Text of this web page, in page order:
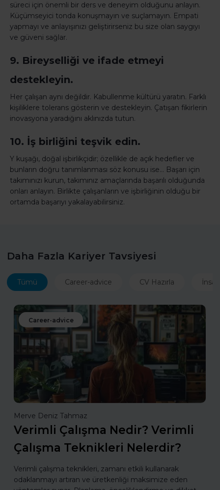
süreci için önemli bir ders ve deneyim olduğunu anlayın.
Küçümseyici tonda konuşmayın ve suçlamayın. Empati
yapmayı ve anlayışınızı geliştirirseniz bu size olan saygıyı
ve güveni sağlar.
9. Bireyselliği ve ifade etmeyi
destekleyin.
Her çalışan aynı değildir. Kabullenme kültürü yaratın. Farklı
kişiliklere tolerans gösterin ve destekleyin. Çatışan fikirlerin
inovasyona yaradığını aklınızda tutun.
10. İş birliğini teşvik edin.
Y kuşağı, doğal işbirlikçidir; özellikle de açık hedefler ve
bunların doğru tanımlanması söz konusu ise… Başarı için
takımınızı kurun, takımınız amaçlarında başarılı olduğunda
onları anlayın. Birlikte çalışanların ve işbirliğinin olduğu bir
ortamda başarıyı yakalayabilirsiniz.
Daha Fazla Kariyer Tavsiyesi
Tümü Career-advice CV Hazırla
Career-advice
Merve Deniz Tahmaz
Verimli Çalışma Nedir? Verimli
Çalışma Teknikleri Nelerdir?
Verimli çalışma teknikleri, zamanı etkili kullanarak
odaklanmayı artıran ve üretkenliği maksimize eden